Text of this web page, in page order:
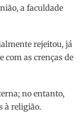
a faculdade
rejeitou, já
com as crenças de
no entanto,
à religião.